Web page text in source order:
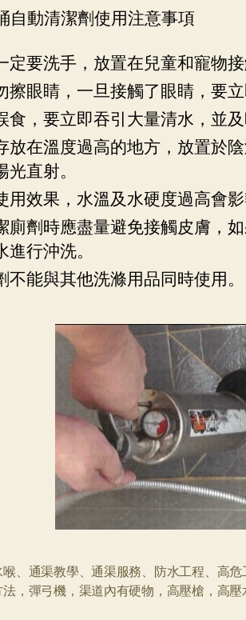
自動清潔劑使用注意事項
定要洗手，放置在兒童和寵物接
擦眼睛，一旦接觸了眼睛，要立
食，要立即吞引大量清水，並及
放在溫度過高的地方，放置於
光直射。
用效果，水溫及水硬度過高會影
廁劑時應盡量避免接觸皮膚，
進行沖洗。
不能與其他洗滌用品同時使用。
喉、通渠教學、通渠服務、防水工程、高
法，彈弓機，渠道內有硬物，高壓槍，高